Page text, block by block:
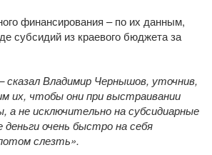
финансирования – по их данным,
субсидий из краевого бюджета за
сказал Владимир Чернышов, уточнив,
их, чтобы они при выстраивании
а не исключительно на субсидиарные
очень быстро на себя
слезть».